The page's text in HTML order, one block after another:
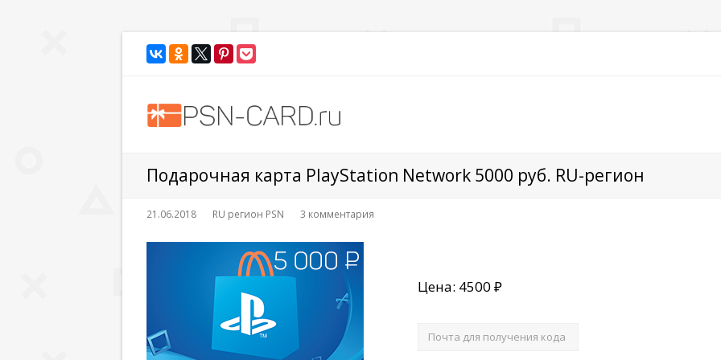
Подарочная карта PlayStation Network 5000 руб. RU-регион
21.06.2018 RU регион PSN 3 комментария
Цена: 4500 ₽